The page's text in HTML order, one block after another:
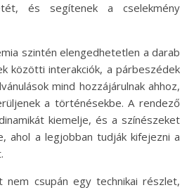
és segítenek a cselekmény
szintén elengedhetetlen a darab
közötti interakciók, a párbeszédek
mind hozzájárulnak ahhoz,
a történésekbe. A rendező
kiemelje, és a színészeket
ahol a legjobban tudják kifejezni a
csupán egy technikai részlet,